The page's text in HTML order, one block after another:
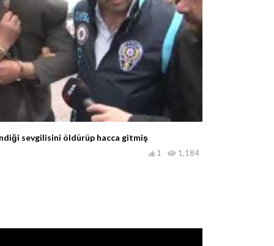
sevgilisini öldürüp hacca gitmiş
1,184
1